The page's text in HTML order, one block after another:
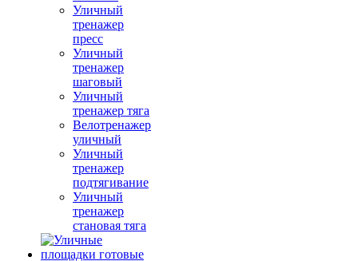
Уличный
тренажер
пресс
Уличный
тренажер
шаговый
Уличный
тренажер тяга
Велотренажер
уличный
Уличный
тренажер
подтягивание
Уличный
тренажер
становая тяга